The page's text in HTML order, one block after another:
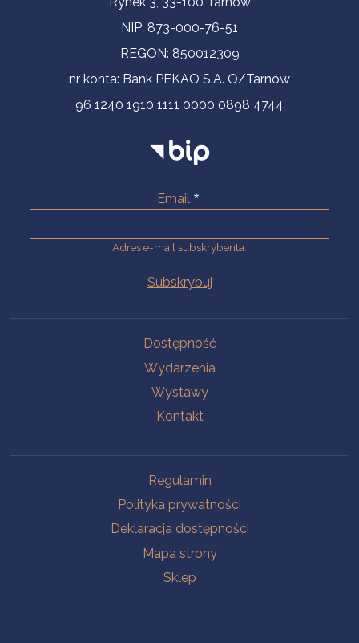
NIP: 873-000-76-51
REGON: 850012309
nr konta: Bank PEKAO S.A. O/Tarnów
96 1240 1910 1111 0000 0898 4744
Email
Adres e-mail subskrybenta.
Dostępność
Wydarzenia
Wystawy
Kontakt
Regulamin
Polityka prywatności
Deklaracja dostępności
Mapa strony
Sklep